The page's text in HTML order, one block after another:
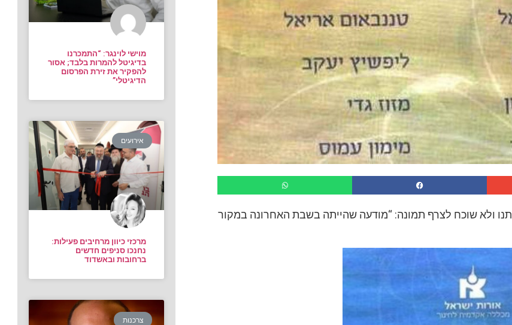
ולא שוכח לצרף תמונה: “מודעה שהייתה בשבת האחרונה במקור
מוישי לוינגר: “התמכרנו
בדיגיטל להמרות בלבד; אסור
להפקיר את זירת הפרסום
הדיגיטלי”
אירועים
מרכזי כיוון מרחיבים פעילות:
נחנכו סניפים חדשים
ברחובות ובאשדוד
צרכנות